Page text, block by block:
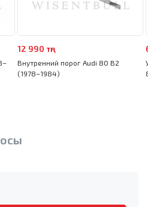
12 990 тңг
Внутренний порог Audi 80 B2
(1978–1984)